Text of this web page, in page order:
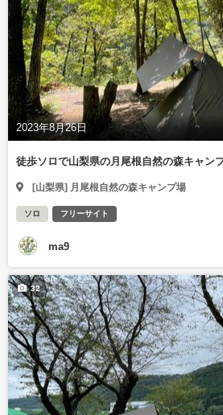
2023年8月26日
徒歩ソロで山梨県の月尾根自然の森キャン
[山梨県] 月尾根自然の森キャンプ場
ソロ フリーサイト
ma9
32